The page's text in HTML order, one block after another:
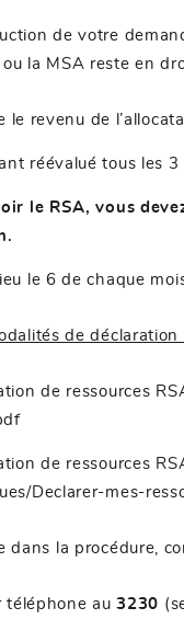
de votre
ou la MSA reste en
le revenu de
réévalué tous les
le RSA, vous
le 6 de chaque
de déclaration
de ressources
de ressources
Declarer-mes-
dans la procédure,
téléphone au3230